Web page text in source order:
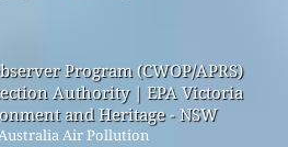
Program (CWOP/APRS)
Authority | EPA Victoria
and Heritage - NSW
Air Pollution